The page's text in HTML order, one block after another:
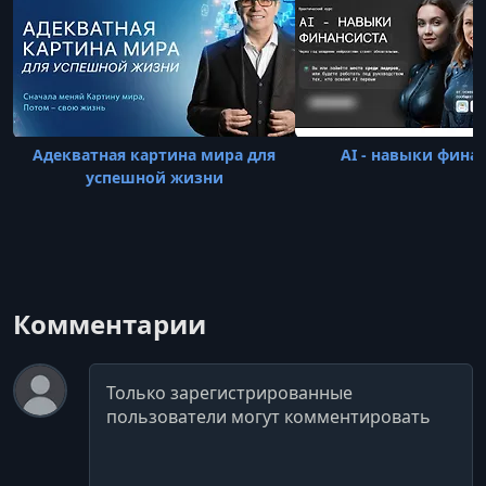
Адекватная картина мира для
успешной жизни
AI - навыки
Комментарии
Комментарий